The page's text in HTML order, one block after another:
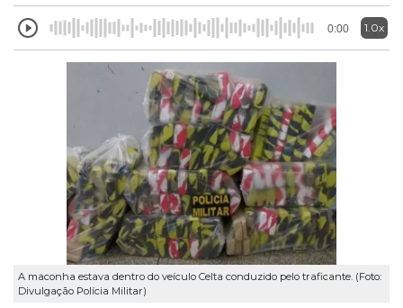
0:00 1.0x
A maconha estava dentro do veículo Celta conduzido pelo traficante. (Foto:
Divulgação Polícia Militar)